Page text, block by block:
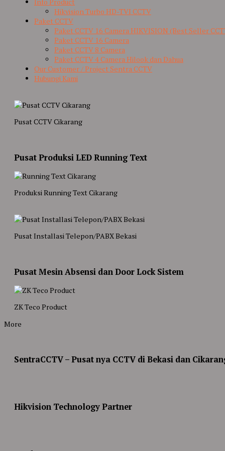
Hikvision Turbo HD-TVI CCTV
Paket CCTV
Paket CCTV 16 Camera HIKVISION (Best Seller
Paket CCTV 16 Camera
Paket CCTV 8 Camera
Paket CCTV 4 Camera Hilook dan Dahua
Our Customer / Project Sentra CCTV
Hubungi Kami
Pusat CCTV Cikarang
Pusat Produksi LED Running Text
Produksi Running Text Cikarang
Pusat Installasi Telepon/PABX Bekasi
Pusat Mesin Absensi dan Door Lock Sistem
ZK Teco Product
More
SentraCCTV – Pusat nya CCTV di Bekasi dan
Hikvision Technology Partner